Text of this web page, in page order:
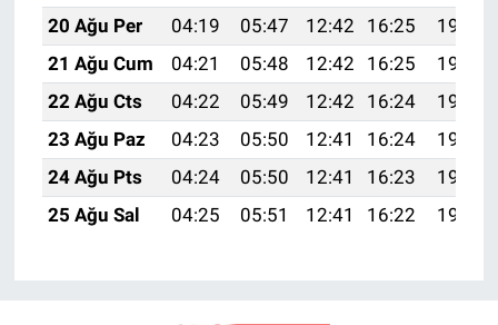
20 Ağu Per
04:19 05:47 12:42 16:25
19:27
21 Ağu Cum
04:21 05:48 12:42 16:25
19:26
22 Ağu Cts
04:22 05:49 12:42 16:24
19:25
23 Ağu Paz
04:23 05:50 12:41 16:24
19:23
24 Ağu Pts
04:24 05:50 12:41 16:23
19:22
25 Ağu Sal
04:25 05:51 12:41 16:22 19:21